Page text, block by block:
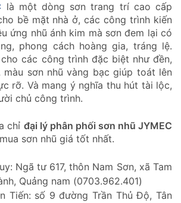
là một dòng sơn trang trí cao cấp
bề mặt nhà ở, các công trình kiến
ứng nhũ ánh kim mà sơn đem lại có
phong cách hoàng gia, tráng lệ.
các công trình đặc biệt như đền,
sơn nhũ vàng bạc giúp toát lên
rỡ. Và mang ý nghĩa thu hút tài lộc,
chủ công trình.
chỉ đại lý phân phối sơn nhũ JYMEC
sơn nhũ giá tốt nhất.
Ngã tư 617, thôn Nam Sơn, xã Tam
Quảng nam (0703.962.401)
Tiến: số 9 đường Trần Thủ Độ, Tân